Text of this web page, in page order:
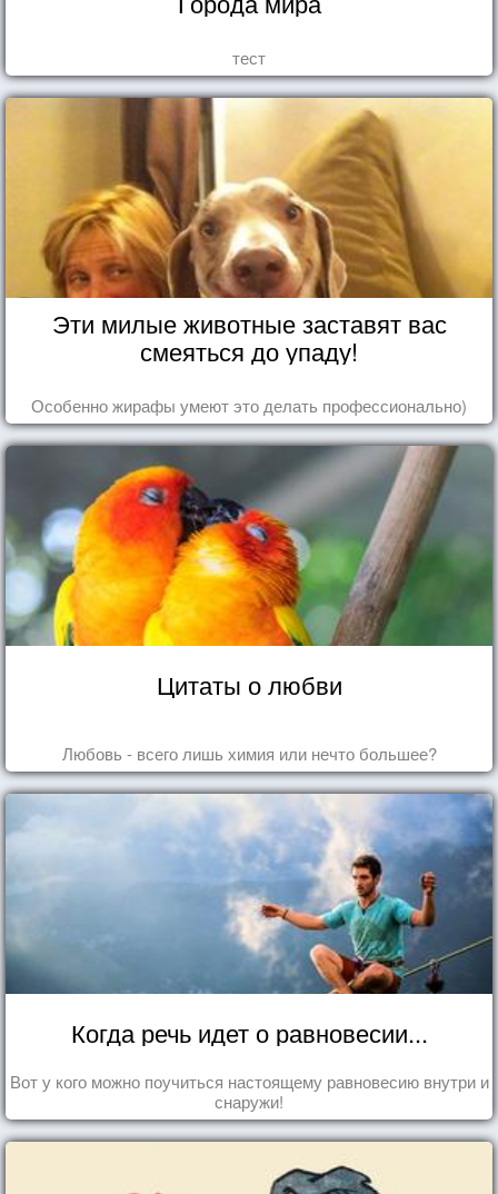
тест
Эти милые животные заставят вас
смеяться до упаду!
Особенно жирафы умеют это делать профессионально)
Цитаты о любви
Любовь - всего лишь химия или нечто большее?
Когда речь идет о равновесии...
Вот у кого можно поучиться настоящему равновесию внутри и
снаружи!